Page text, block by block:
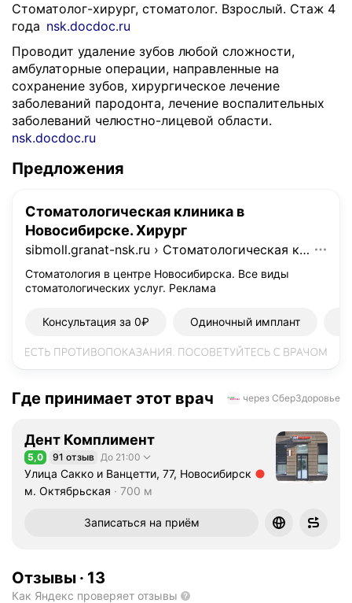
Стоматолог-хирург, стоматолог. Взрослый. Стаж 4
года nsk.docdoc.ru
Проводит удаление зубов любой сложности,
амбулаторные операции, направленные на
сохранение зубов, хирургическое лечение
заболеваний пародонта, лечение воспалительных
заболеваний челюстно-лицевой области.
nsk.docdoc.ru
Предложения
Стоматологическая клиника в
Новосибирске. Хирург
sibmoll.granat-nsk.ru › Стоматологическая клиника в Новосибирске. Хирург
Стоматология в центре Новосибирска. Все виды
стоматологических услуг. Реклама
Консультация за 0₽ Одиночный имплант
Где принимает этот врач через СберЗдоровье
Дент Комплимент
Рейтинг 5,0 из 5
5,0 91 отзыв До 21:00
Улица Сакко и Ванцетти, 77, Новосибирск
Метро м. Октябрьская Расстояние 700 м
м. Октябрьская 700 м
Записаться на приём
Отзывы · 13
Как Яндекс проверяет отзывы